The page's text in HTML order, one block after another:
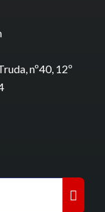
nº40, 12º